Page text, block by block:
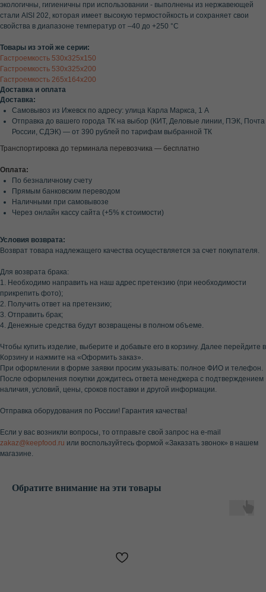
экологичны, гигиеничны при использовании - выполнены из нержавеющей
стали AISI 202, которая имеет высокую термостойкость и сохраняет свои
свойства в диапазоне температур от –40 до +250 °С
Товары из этой же серии:
Гастроемкость 530х325х150
Гастроемкость 530х325х200
Гастроемкость 265х164х200
Доставка и оплата
Доставка:
Самовывоз из Ижевск по адресу: улица Карла Маркса, 1 А
Отправка до вашего города ТК на выбор (КИТ, Деловые линии, ПЭК, Почта
России, СДЭК) — от 390 рублей по тарифам выбранной ТК
Транспортировка до терминала перевозчика — бесплатно
Оплата:
По безналичному счету
Прямым банковским переводом
Наличными при самовывозе
Через онлайн кассу сайта (+5% к стоимости)
Условия возврата:
Возврат товара надлежащего качества осуществляется за счет покупателя.
Для возврата брака:
1. Необходимо направить на наш адрес претензию (при необходимости
прикрепить фото);
2. Получить ответ на претензию;
3. Отправить брак;
4. Денежные средства будут возвращены в полном объеме.
Чтобы купить изделие, выберите и добавьте его в корзину. Далее перейдите в
Корзину и нажмите на «Оформить заказ».
При оформлении в форме заявки просим указывать: полное ФИО и телефон.
После оформления покупки дождитесь ответа менеджера с подтверждением
наличия, условий, цены, сроков поставки и другой информации.
Отправка оборудования по России! Гарантия качества!
Если у вас возникли вопросы, то отправьте свой запрос на e-mail
zakaz@keepfood.ru или воспользуйтесь формой «Заказать звонок» в нашем
магазине.
Обратите внимание на эти товары